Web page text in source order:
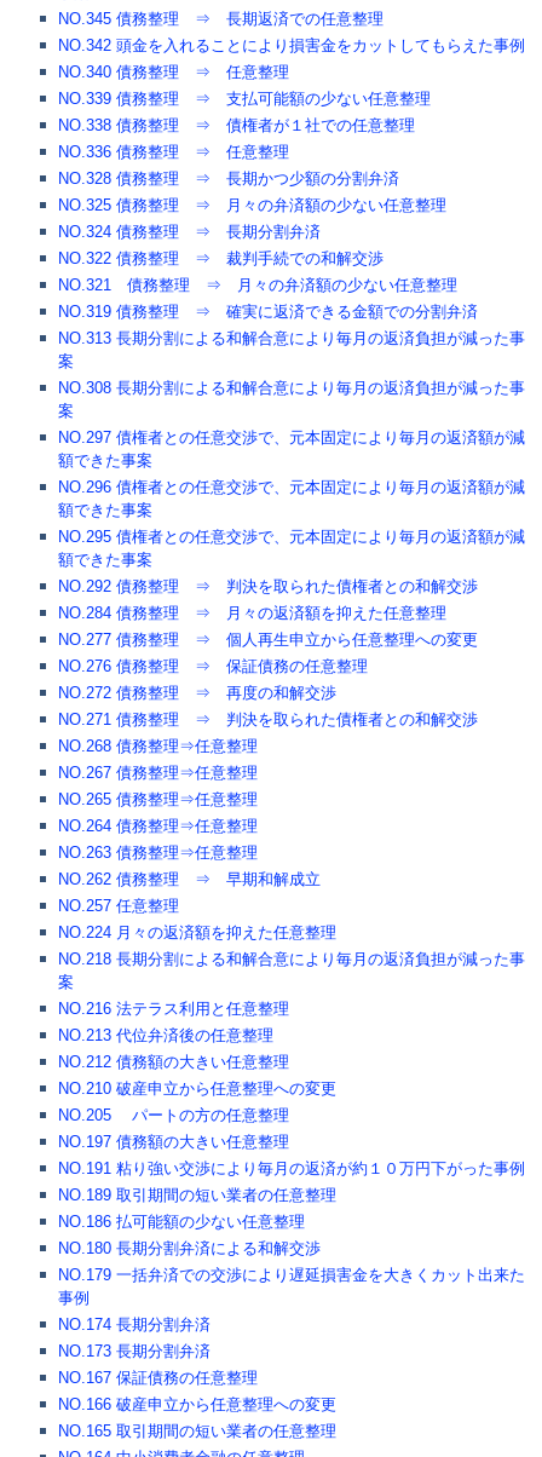
NO.345 債務整理 ⇒ 長期返済での任意整理
NO.342 頭金を入れることにより損害金をカットしてもらえた事例
NO.340 債務整理 ⇒ 任意整理
NO.339 債務整理 ⇒ 支払可能額の少ない任意整理
NO.338 債務整理 ⇒ 債権者が１社での任意整理
NO.336 債務整理 ⇒ 任意整理
NO.328 債務整理 ⇒ 長期かつ少額の分割弁済
NO.325 債務整理 ⇒ 月々の弁済額の少ない任意整理
NO.324 債務整理 ⇒ 長期分割弁済
NO.322 債務整理 ⇒ 裁判手続での和解交渉
NO.321 債務整理 ⇒ 月々の弁済額の少ない任意整理
NO.319 債務整理 ⇒ 確実に返済できる金額での分割弁済
NO.313 長期分割による和解合意により毎月の返済負担が減った事
案
NO.308 長期分割による和解合意により毎月の返済負担が減った事
案
NO.297 債権者との任意交渉で、元本固定により毎月の返済額が減
額できた事案
NO.296 債権者との任意交渉で、元本固定により毎月の返済額が減
額できた事案
NO.295 債権者との任意交渉で、元本固定により毎月の返済額が減
額できた事案
NO.292 債務整理 ⇒ 判決を取られた債権者との和解交渉
NO.284 債務整理 ⇒ 月々の返済額を抑えた任意整理
NO.277 債務整理 ⇒ 個人再生申立から任意整理への変更
NO.276 債務整理 ⇒ 保証債務の任意整理
NO.272 債務整理 ⇒ 再度の和解交渉
NO.271 債務整理 ⇒ 判決を取られた債権者との和解交渉
NO.268 債務整理⇒任意整理
NO.267 債務整理⇒任意整理
NO.265 債務整理⇒任意整理
NO.264 債務整理⇒任意整理
NO.263 債務整理⇒任意整理
NO.262 債務整理 ⇒ 早期和解成立
NO.257 任意整理
NO.224 月々の返済額を抑えた任意整理
NO.218 長期分割による和解合意により毎月の返済負担が減った事
案
NO.216 法テラス利用と任意整理
NO.213 代位弁済後の任意整理
NO.212 債務額の大きい任意整理
NO.210 破産申立から任意整理への変更
NO.205 パートの方の任意整理
NO.197 債務額の大きい任意整理
NO.191 粘り強い交渉により毎月の返済が約１０万円下がった事例
NO.189 取引期間の短い業者の任意整理
NO.186 払可能額の少ない任意整理
NO.180 長期分割弁済による和解交渉
NO.179 一括弁済での交渉により遅延損害金を大きくカット出来た
事例
NO.174 長期分割弁済
NO.173 長期分割弁済
NO.167 保証債務の任意整理
NO.166 破産申立から任意整理への変更
NO.165 取引期間の短い業者の任意整理